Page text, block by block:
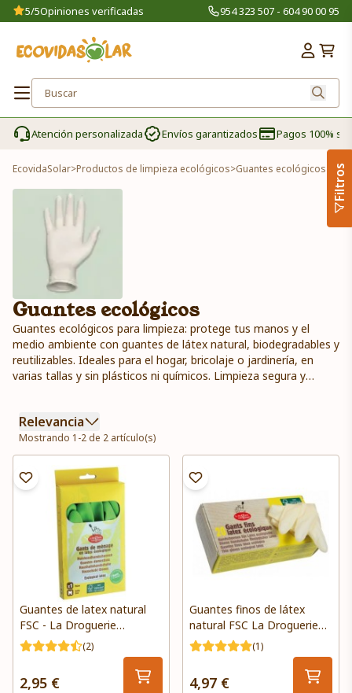
5/5Opiniones verificadas 954 323 507 - 604 90 00 95
Atención personalizada Envíos garantizados Pagos 100%
EcovidaSolar>Productos de limpieza ecológicos>Guantes ecológicos
Guantes ecológicos
Guantes ecológicos para limpieza: protege tus manos y el
medio ambiente con guantes de látex natural, biodegradables y
reutilizables. Ideales para el hogar, bricolaje o jardinería, en
varias tallas y sin plásticos ni químicos. Limpieza segura y
Relevancia
Mostrando 1-2 de 2 artículo(s)
Guantes de latex natural
FSC - La Droguerie
Écologique (2)
2,95 €
Guantes finos de látex
natural FSC La Droguerie
Écologique (1)
4,97 €
Filtros